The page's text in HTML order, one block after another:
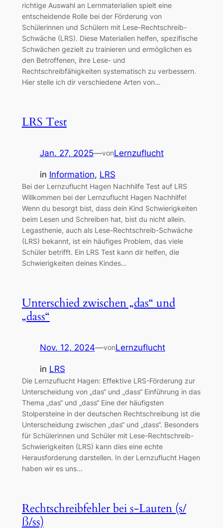
richtige Auswahl an Lernmaterialien spielt eine
entscheidende Rolle bei der Förderung von
Schülerinnen und Schülern mit Lese-Rechtschreib-
Schwäche (LRS). Diese Materialien helfen, spezifische
Schwächen gezielt zu trainieren und ermöglichen es
den Betroffenen, ihre Lese- und
Rechtschreibfähigkeiten systematisch zu verbessern.
Hier stelle ich dir verschiedene Arten von…
LRS Test
Jan. 27, 2025—vonLernzuflucht
in Information, LRS
Bei der Lernzuflucht Hagen Nachhilfe Test auf LRS
Willkommen bei der Lernzuflucht Hagen Nachhilfe!
Wenn du besorgt bist, dass dein Kind Schwierigkeiten
beim Lesen und Schreiben hat, bist du nicht allein.
Legasthenie, auch als Lese-Rechtschreib-Schwäche
(LRS) bekannt, ist ein häufiges Problem, das viele
Schüler betrifft. Ein LRS Test kann dir helfen, die
Schwierigkeiten deines Kindes…
Unterschied zwischen „das“ und
„dass“
Nov. 12, 2024—vonLernzuflucht
in LRS
Die Lernzuflucht Hagen: Effektive LRS-Förderung zur
Unterscheidung von „das“ und „dass“ Einführung in das
Thema „das“ und „dass“ Eine der häufigsten
Stolpersteine in der deutschen Rechtschreibung ist die
Unterscheidung zwischen „das“ und „dass“. Besonders
für Schülerinnen und Schüler mit Lese-Rechtschreib-
Schwierigkeiten (LRS) kann dies eine echte
Herausforderung darstellen. In der Lernzuflucht Hagen
haben wir es uns…
Rechtschreibfehler bei s-Lauten (s/
ß/ss)